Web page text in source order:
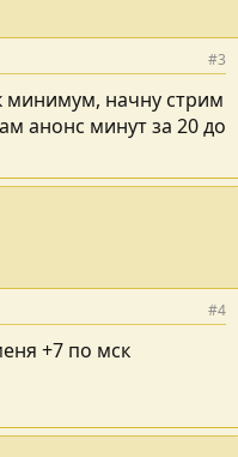
#3
минимум, начну стрим
анонс минут за 20 до
#4
+7 по мск